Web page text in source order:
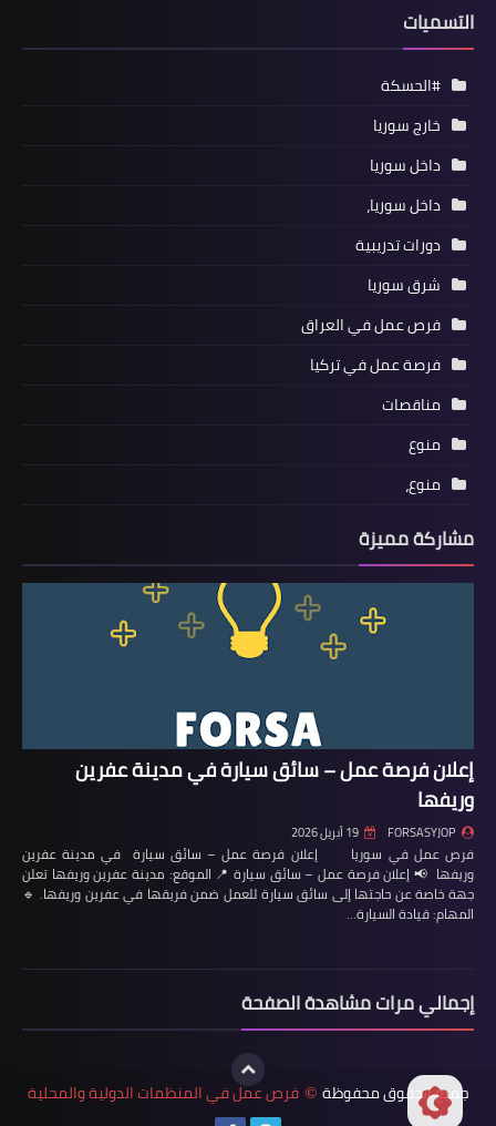
التسميات
#الحسكة
خارج سوريا
داخل سوريا
داخل سوريا،
دورات تدريبية
شرق سوريا
فرص عمل في العراق
فرصة عمل في تركيا
مناقصات
منوع
منوع،
مشاركة مميزة
إعلان فرصة عمل – سائق سيارة في مدينة عفرين
وريفها
FORSASYJOP 19 أبريل 2026
فرص عمل في سوريا إعلان فرصة عمل – سائق سيارة في مدينة عفرين
وريفها 📢 إعلان فرصة عمل – سائق سيارة 📍 الموقع: مدينة عفرين وريفها تعلن
جهة خاصة عن حاجتها إلى سائق سيارة للعمل ضمن فريقها في عفرين وريفها. 🔹
المهام: قيادة السيارة…
إجمالي مرات مشاهدة الصفحة
جميع الحقوق محفوظة © فرص عمل في المنظمات الدولية والمحلية